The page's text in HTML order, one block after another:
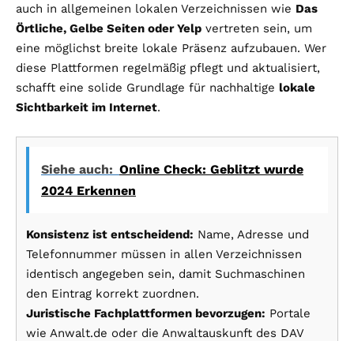
auch in allgemeinen lokalen Verzeichnissen wie Das
Örtliche, Gelbe Seiten oder Yelp vertreten sein, um
eine möglichst breite lokale Präsenz aufzubauen. Wer
diese Plattformen regelmäßig pflegt und aktualisiert,
schafft eine solide Grundlage für nachhaltige lokale
Sichtbarkeit im Internet.
Siehe auch: Online Check: Geblitzt wurde
2024 Erkennen
Konsistenz ist entscheidend: Name, Adresse und
Telefonnummer müssen in allen Verzeichnissen
identisch angegeben sein, damit Suchmaschinen
den Eintrag korrekt zuordnen.
Juristische Fachplattformen bevorzugen: Portale
wie Anwalt.de oder die Anwaltauskunft des DAV